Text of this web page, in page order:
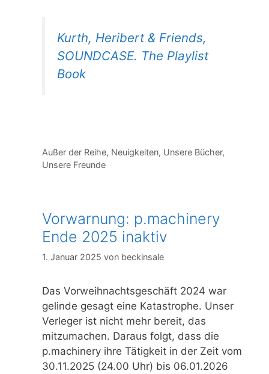
Kurth, Heribert & Friends,
SOUNDCASE. The Playlist
Book
Kategorien
Außer der Reihe, Neuigkeiten, Unsere Bücher,
Unsere Freunde
Vorwarnung: p.machinery
Ende 2025 inaktiv
1. Januar 2025 von beckinsale
Das Vorweihnachtsgeschäft 2024 war
gelinde gesagt eine Katastrophe. Unser
Verleger ist nicht mehr bereit, das
mitzumachen. Daraus folgt, dass die
p.machinery ihre Tätigkeit in der Zeit vom
30.11.2025 (24.00 Uhr) bis 06.01.2026